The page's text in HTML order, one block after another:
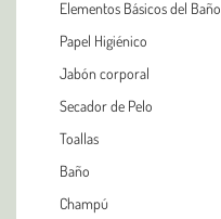
Elementos Básicos del Baño
Papel Higiénico
Jabón corporal
Secador de Pelo
Toallas
Baño
Champú